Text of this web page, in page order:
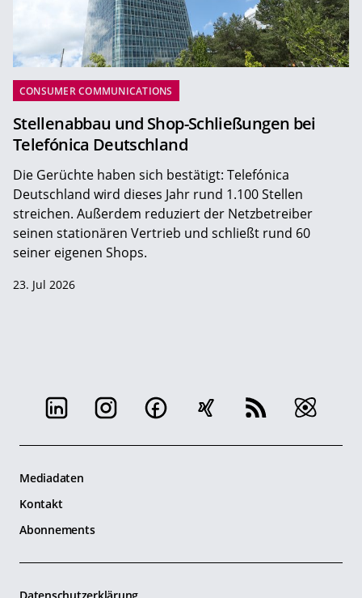
CONSUMER COMMUNICATIONS
Stellenabbau und Shop-Schließungen bei
Telefónica Deutschland
Die Gerüchte haben sich bestätigt: Telefónica
Deutschland wird dieses Jahr rund 1.100 Stellen
streichen. Außerdem reduziert der Netzbetreiber
seinen stationären Vertrieb und schließt rund 60
seiner eigenen Shops.
23. Jul 2026
Mediadaten
Kontakt
Abonnements